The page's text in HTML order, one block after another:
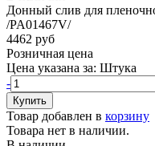
Донный слив для
/PA01467V/
4462 руб
Розничная цена
Цена указана за: Штука
-
Товар добавлен в корзину
Товара нет в наличии.